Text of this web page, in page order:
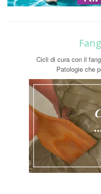
Cicli di cura con il
Patologie che